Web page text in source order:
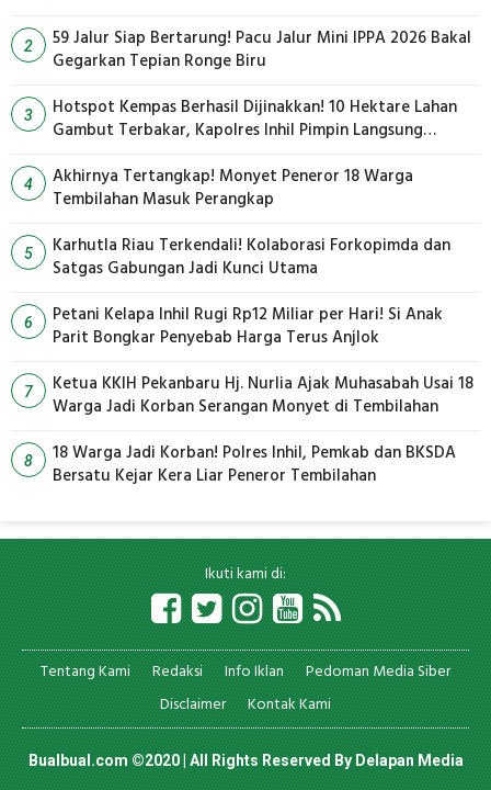
2
59 Jalur Siap Bertarung! Pacu Jalur Mini IPPA 2026 Bakal
Gegarkan Tepian Ronge Biru
3
Hotspot Kempas Berhasil Dijinakkan! 10 Hektare Lahan
Gambut Terbakar, Kapolres Inhil Pimpin Langsung
4
Akhirnya Tertangkap! Monyet Peneror 18 Warga
Tembilahan Masuk Perangkap
5
Karhutla Riau Terkendali! Kolaborasi Forkopimda dan
Satgas Gabungan Jadi Kunci Utama
6
Petani Kelapa Inhil Rugi Rp12 Miliar per Hari! Si Anak
Parit Bongkar Penyebab Harga Terus Anjlok
7
Ketua KKIH Pekanbaru Hj. Nurlia Ajak Muhasabah Usai 18
Warga Jadi Korban Serangan Monyet di Tembilahan
8
18 Warga Jadi Korban! Polres Inhil, Pemkab dan BKSDA
Bersatu Kejar Kera Liar Peneror Tembilahan
Ikuti kami di:
Tentang Kami Redaksi Info Iklan
Pedoman Media Siber
Disclaimer
Kontak Kami
Bualbual.com ©2020 | All Rights Reserved ByDelapan Media